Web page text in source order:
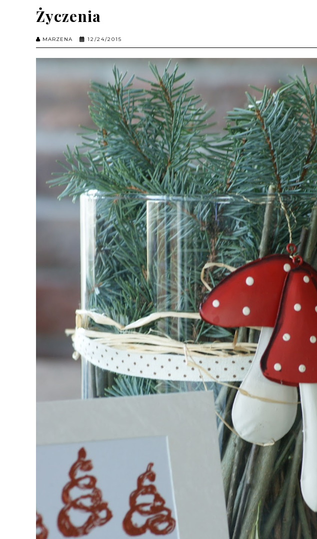
Życzenia
MARZENA 12/24/2015